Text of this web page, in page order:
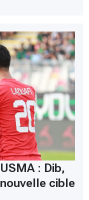
USMA : Dib,
nouvelle cible